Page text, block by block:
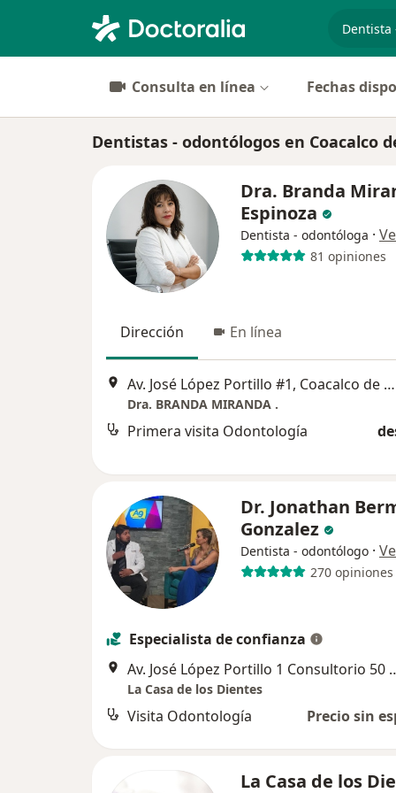
Consulta en línea Fechas
Dentistas - odontólogos en Coacalco
Dra. Branda
Espinoza
Dentista - odontóloga ·
81 opiniones
Dirección En línea
Av. José López Portillo #1, Coacalco de Berriozabal
Dra. BRANDA MIRANDA .
Primera visita Odontología
Dr. Jonathan
Gonzalez
Dentista - odontólogo ·
270 opiniones
Especialista de confianza
Av. José López Portillo 1
La Casa de los Dientes
Visita Odontología Precio sin
La Casa de los